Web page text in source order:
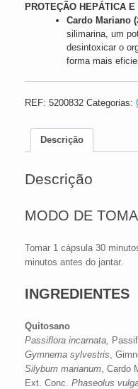
PROTEÇÃO HEPÁTICA
Cardo Mariano (
silimarina, um
desintoxicar o
forma mais
REF: 5200832 Categorias:
Descrição
Descrição
MODO DE
Tomar 1 cápsula 30
minutos antes do jantar.
INGREDIENTES
Quitosano
Passiflora incarnata,
Gymnema sylvestris ,
Silybum marianum , Cardo
Ext. Conc. Phaseolus